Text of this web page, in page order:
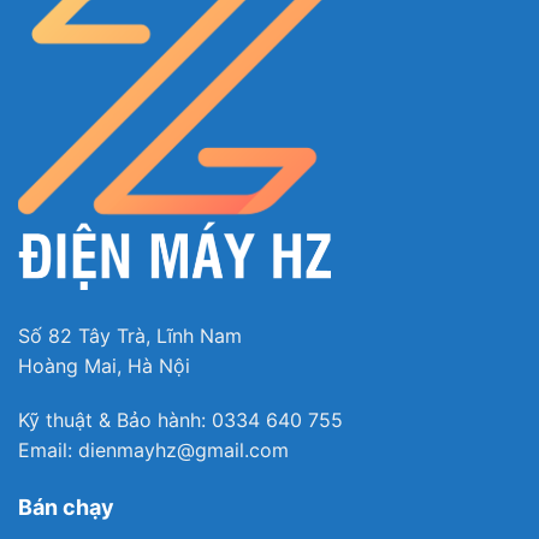
chơi
00:00
*Video chỉ mang tính chất minh họa
Công nghệ Autodose giúp tự động phân bổ lượng
nước giặt và nước xả cần thiết
này có khả năng tự động phân bổ lượng nước giặt
và nước xả vải phù hợp cho chu trình được chọn,
chất giặt tẩy,… Nhờ đó mà quần áo được bền lâu
Số 82 Tây Trà, Lĩnh Nam
Hoàng Mai, Hà Nội
Kỹ thuật & Bảo hành: 0334 640 755
Email: dienmayhz@gmail.com
Bán chạy